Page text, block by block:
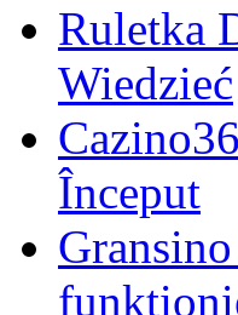
Ruletka
Wiedzieć
Început